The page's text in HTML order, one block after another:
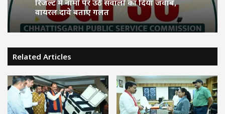
CGPSC ने अफवाहों पर लगाया विराम: SI भर्ती
रिजल्ट में नामों पर उठे सवालों का दिया जवाब,
छत्तीसगढ़ का समाज कल्याण मॉडल बना मिसाल:
21.73 लाख लोगों को पेंशन, दिव्यांगों और बुजुर्गों
को मिला बड़ा सहारा
Related Articles